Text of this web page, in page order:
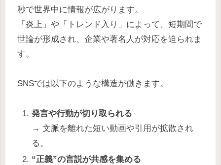
秒で世界中に情報が広がります。
「炎上」や「トレンド入り」によって、短期間で
世論が形成され、企業や著名人が対応を迫られま
す。
SNSでは以下のような構造が働きます。
発言や行動が切り取られる
→ 文脈を離れた短い動画や引用が拡散され
る。
“正義”の言説が共感を集める